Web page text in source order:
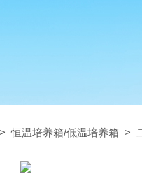
>恒温培养箱/低温培养箱 >